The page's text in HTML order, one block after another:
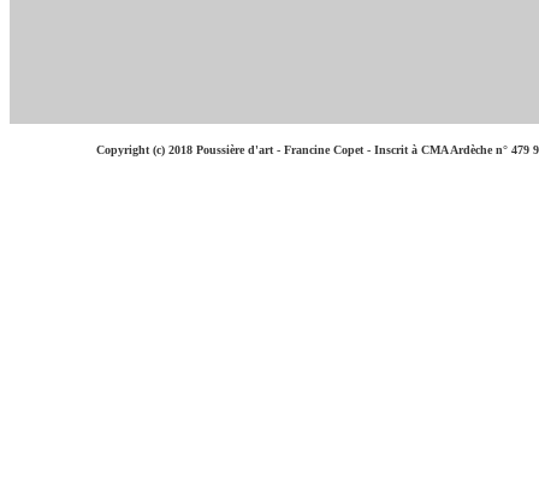
Copyright (c) 2018 Poussière d'art - Francine Copet - Inscrit à CMA Ardèche n° 479